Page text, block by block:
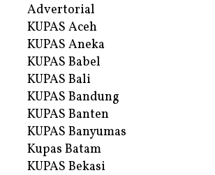
Advertorial
KUPAS Aceh
KUPAS Aneka
KUPAS Babel
KUPAS Bali
KUPAS Bandung
KUPAS Banten
KUPAS Banyumas
Kupas Batam
KUPAS Bekasi